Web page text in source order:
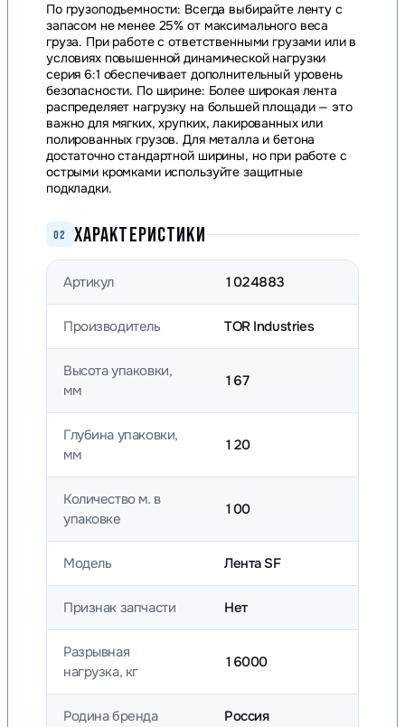
По грузоподъемности: Всегда выбирайте ленту с
запасом не менее 25% от максимального веса
груза. При работе с ответственными грузами или в
условиях повышенной динамической нагрузки
серия 6:1 обеспечивает дополнительный уровень
безопасности. По ширине: Более широкая лента
распределяет нагрузку на большей площади — это
важно для мягких, хрупких, лакированных или
полированных грузов. Для металла и бетона
достаточно стандартной ширины, но при работе с
острыми кромками используйте защитные
подкладки.
02 ХАРАКТЕРИСТИКИ
Артикул 1024883
Производитель TOR Industries
Высота упаковки,
мм
167
Глубина упаковки,
мм
120
Количество м. в
упаковке
100
Модель Лента SF
Признак запчасти Нет
Разрывная
нагрузка, кг
16000
Родина бренда Россия